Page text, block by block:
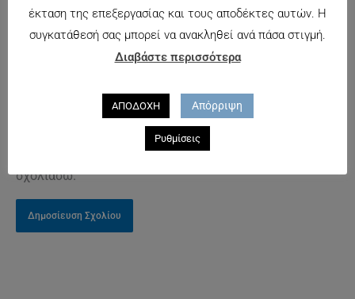
Email*
το όνομά μου,
σχολιάσω.
έκταση της επεξεργασίας και τους αποδέκτες αυτών. Η
συγκατάθεσή σας μπορεί να ανακληθεί ανά πάσα στιγμή.
Διαβάστε περισσότερα
ΑΠΟΔΟΧΗ Απόρριψη
Ρυθμίσεις